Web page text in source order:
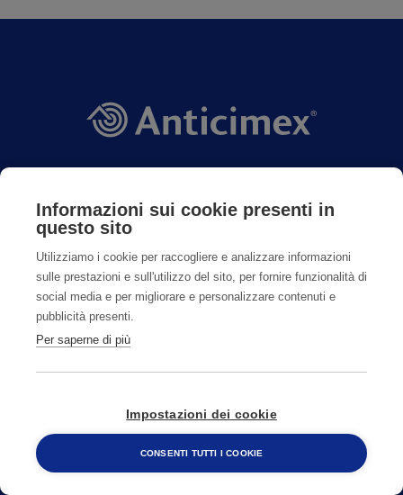
CONTATTI
800482320
CAMBIA PAESE
800 482 320
Informazioni sui cookie presenti in
questo sito
Utilizziamo i cookie per raccogliere e analizzare informazioni
sulle prestazioni e sull'utilizzo del sito, per fornire funzionalità di
social media e per migliorare e personalizzare contenuti e
pubblicità presenti.
Per saperne di più
Impostazioni dei cookie
CONSENTI TUTTI I COOKIE